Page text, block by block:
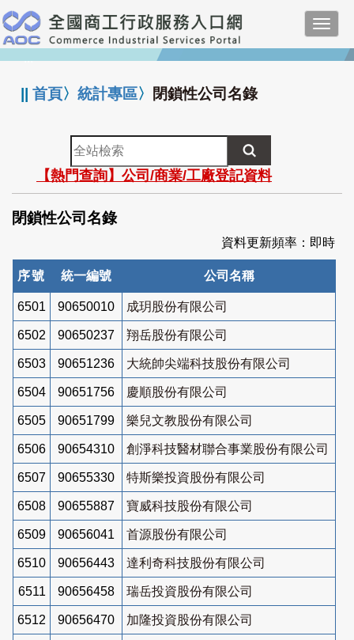
跳
到
主
要
:::
||首頁〉統計專區〉 閉鎖性公司名錄
全
站
檢
索
【熱門查詢】公司/商業/工廠登記資料
閉鎖性公司名錄
資料更新頻率：即時
序號 統一編號 公司名稱
6501 90650010 成玥股份有限公司
6502 90650237 翔岳股份有限公司
6503 90651236 大統帥尖端科技股份有限公司
6504 90651756 慶順股份有限公司
6505 90651799 樂兒文教股份有限公司
6506 90654310 創淨科技醫材聯合事業股份有限公司
6507 90655330 特斯樂投資股份有限公司
6508 90655887 寶威科技股份有限公司
6509 90656041 首源股份有限公司
6510 90656443 達利奇科技股份有限公司
6511 90656458 瑞岳投資股份有限公司
6512 90656470 加隆投資股份有限公司